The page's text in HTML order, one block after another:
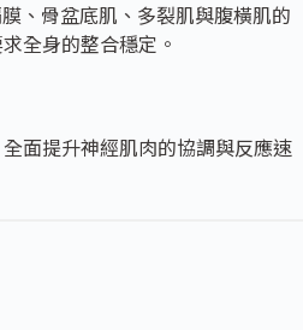
、骨盆底肌、多裂肌與腹橫肌的
全身的整合穩定。
面提升神經肌肉的協調與反應速